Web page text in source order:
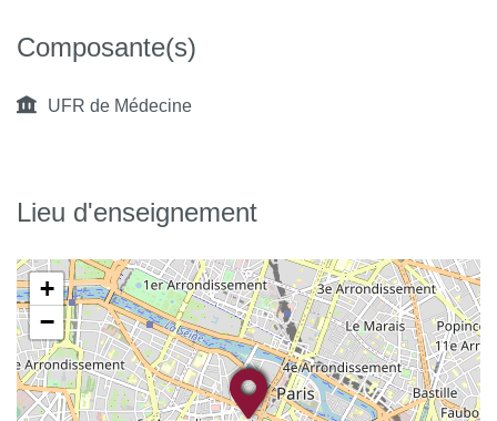
Composante(s)
UFR de Médecine
Lieu d'enseignement
+
−